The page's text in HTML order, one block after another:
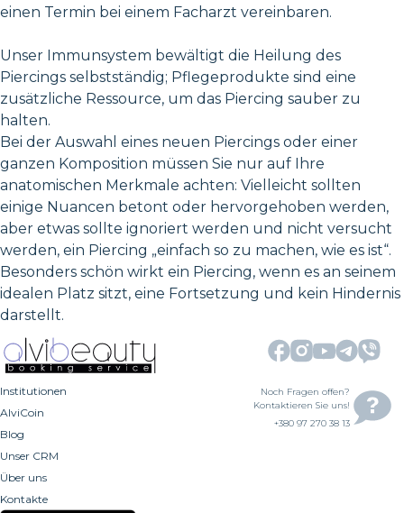
einen Termin bei einem Facharzt vereinbaren.
Unser Immunsystem bewältigt die Heilung des
Piercings selbstständig; Pflegeprodukte sind eine
zusätzliche Ressource, um das Piercing sauber zu
halten.
Bei der Auswahl eines neuen Piercings oder einer
ganzen Komposition müssen Sie nur auf Ihre
anatomischen Merkmale achten: Vielleicht sollten
einige Nuancen betont oder hervorgehoben werden,
aber etwas sollte ignoriert werden und nicht versucht
werden, ein Piercing „einfach so zu machen, wie es ist“.
Besonders schön wirkt ein Piercing, wenn es an seinem
idealen Platz sitzt, eine Fortsetzung und kein Hindernis
darstellt.
Institutionen
AlviCoin
Blog
Unser CRM
Über uns
Kontakte
Noch Fragen offen?
Kontaktieren Sie uns!
+380 97 270 38 13